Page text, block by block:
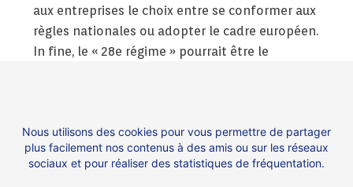
aux entreprises le choix entre se conformer aux
règles nationales ou adopter le cadre européen.
In fine, le « 28e régime » pourrait être le
cette dynamique. Impossible n’est pas français
!
Nous utilisons des cookies pour vous permettre de partager
plus facilement nos contenus à des amis ou sur les réseaux
sociaux et pour réaliser des statistiques de fréquentation.